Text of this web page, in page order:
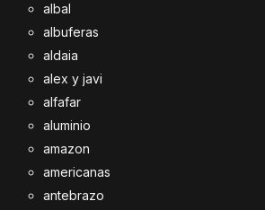
albal
albuferas
aldaia
alex y javi
alfafar
aluminio
amazon
americanas
antebrazo